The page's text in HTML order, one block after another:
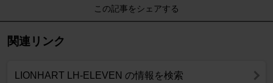
この記事をシェアする
関連リンク
LIONHART LH-ELEVEN の情報を検索